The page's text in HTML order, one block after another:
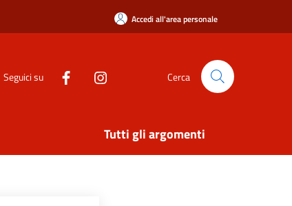
Accedi all'area personale
Seguici su Cerca
Tutti gli argomenti